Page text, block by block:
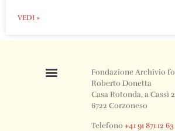
VEDI »
Fondazione Archivio
Roberto Donetta
Casa Rotonda, a Cassì
6722 Corzoneso
Telefono+41 91 871 12 63